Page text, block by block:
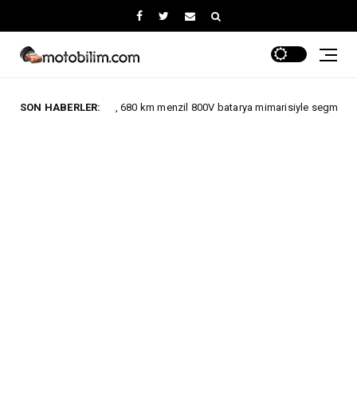
SON HABERLER:
680 km menzil 800V batarya mimarisiyle segmentinde iddialı.